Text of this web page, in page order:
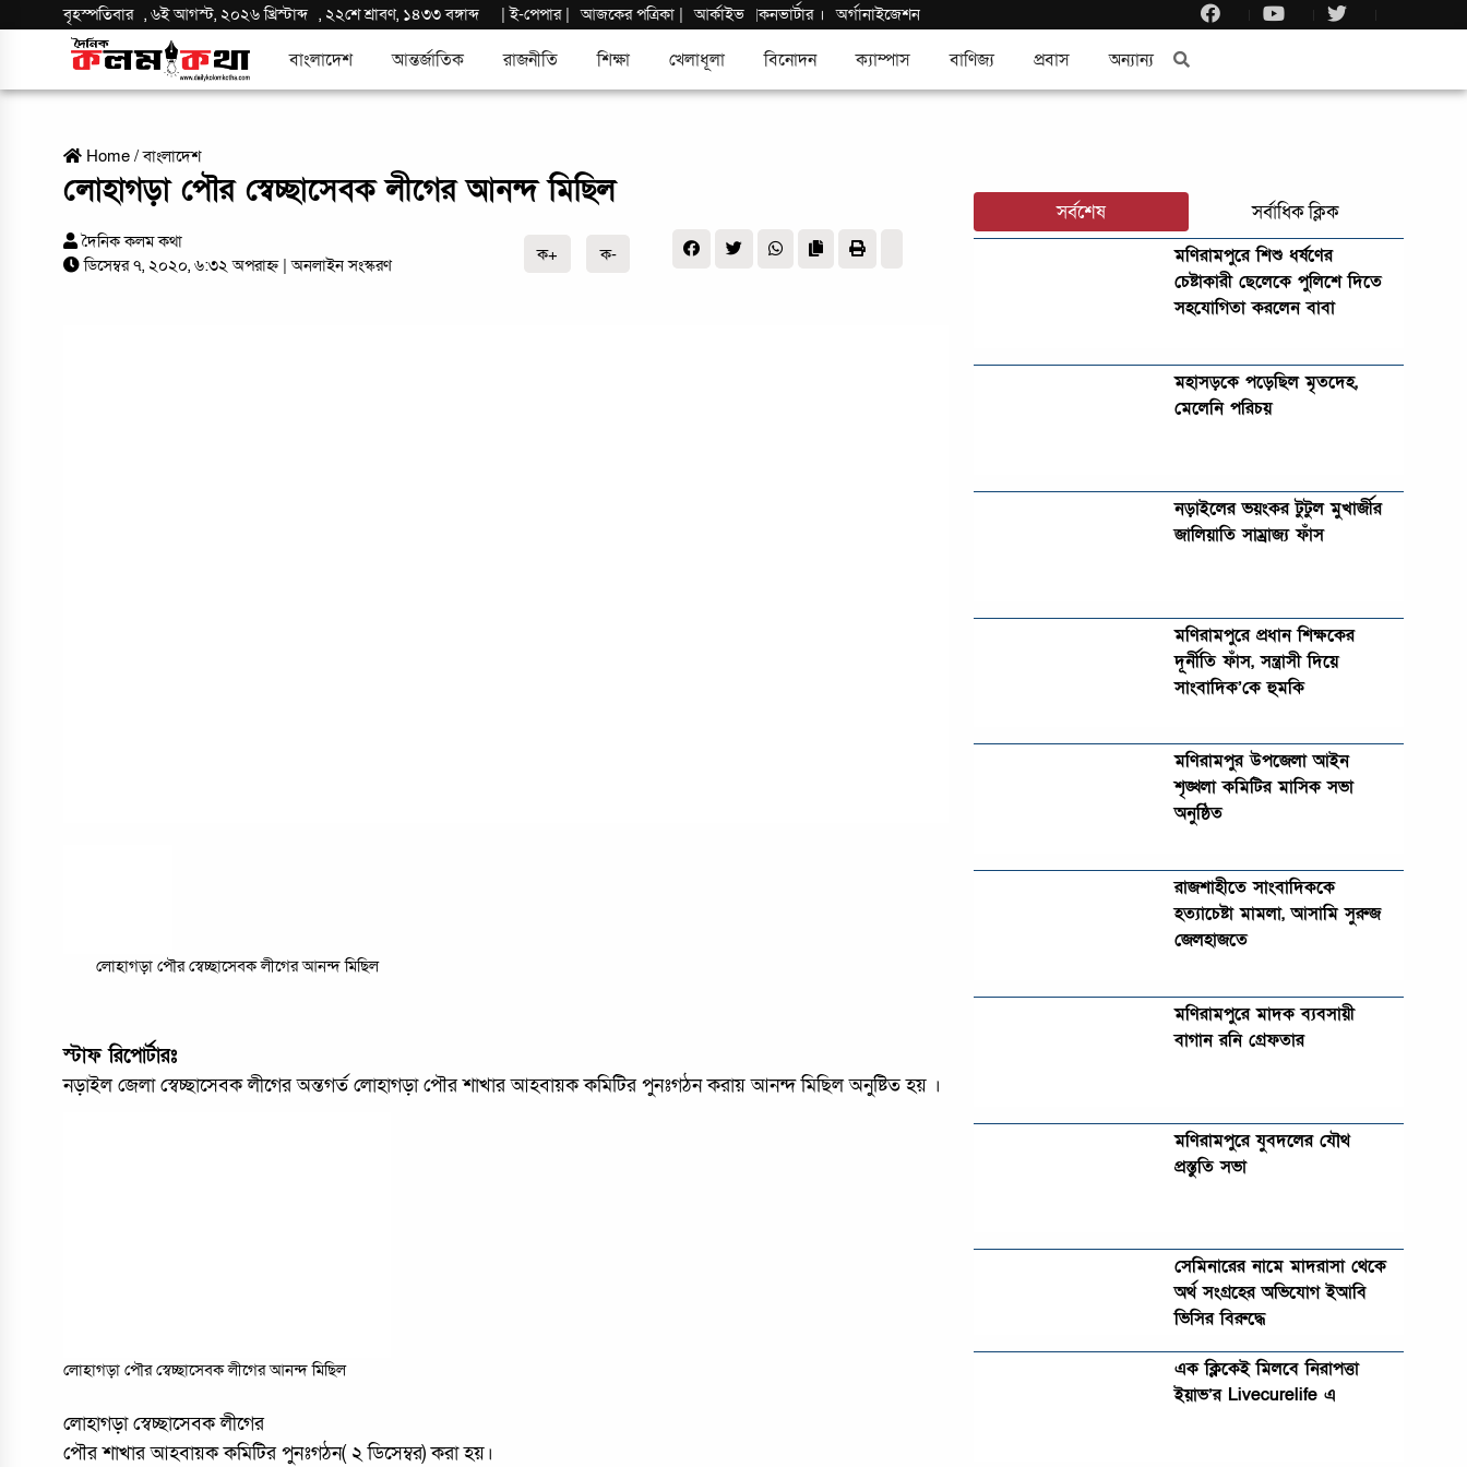
বৃহস্পতিবার ,৬ই আগস্ট, ২০২৬ খ্রিস্টাব্দ ,২২শে শ্রাবণ, ১৪৩৩ বঙ্গাব্দ |ই-পেপার| আজকের পত্রিকা | আর্কাইভ |কনভার্টার । অর্গানাইজেশন
বাংলাদেশ আন্তর্জাতিক রাজনীতি শিক্ষা খেলাধূলা বিনোদন ক্যাম্পাস বাণিজ্য প্রবাস অন্যান্য
Home /বাংলাদেশ
লোহাগড়া পৌর স্বেচ্ছাসেবক লীগের আনন্দ মিছিল
দৈনিক কলম কথা
ডিসেম্বর ৭, ২০২০, ৬:৩২ অপরাহ্ন | অনলাইন সংস্করণ
ক+ ক-
লোহাগড়া পৌর স্বেচ্ছাসেবক লীগের আনন্দ মিছিল
স্টাফ রিপোর্টারঃ
নড়াইল জেলা স্বেচ্ছাসেবক লীগের অন্তগর্ত লোহাগড়া পৌর শাখার আহবায়ক কমিটির পুনঃগঠন করায় আনন্দ মিছিল অনুষ্টিত হয় ।
লোহাগড়া পৌর স্বেচ্ছাসেবক লীগের আনন্দ মিছিল
লোহাগড়া স্বেচ্ছাসেবক লীগের
পৌর শাখার আহবায়ক কমিটির পুনঃগঠন( ২ ডিসেম্বর) করা হয়।
সর্বশেষ সর্বাধিক ক্লিক
মণিরামপুরে শিশু ধর্ষণের
চেষ্টাকারী ছেলেকে পুলিশে দিতে
সহযোগিতা করলেন বাবা
মহাসড়কে পড়েছিল মৃতদেহ,
মেলেনি পরিচয়
নড়াইলের ভয়ংকর টুটুল মুখার্জীর
জালিয়াতি সাম্রাজ্য ফাঁস
মণিরামপুরে প্রধান শিক্ষকের
দূর্নীতি ফাঁস, সন্ত্রাসী দিয়ে
সাংবাদিক’কে হুমকি
মণিরামপুর উপজেলা আইন
শৃঙ্খলা কমিটির মাসিক সভা
অনুষ্ঠিত‎‎
রাজশাহীতে সাংবাদিককে
হত্যাচেষ্টা মামলা, আসামি সুরুজ
জেলহাজতে
মণিরামপুরে মাদক ব্যবসায়ী
বাগান রনি গ্রেফতার
মণিরামপুরে যুবদলের যৌথ
প্রস্তুতি সভা
সেমিনারের নামে মাদরাসা থেকে
অর্থ সংগ্রহের অভিযোগ ইআবি
ভিসির বিরুদ্ধে
এক ক্লিকেই মিলবে নিরাপত্তা
ইয়াভ’র Livecurelife এ